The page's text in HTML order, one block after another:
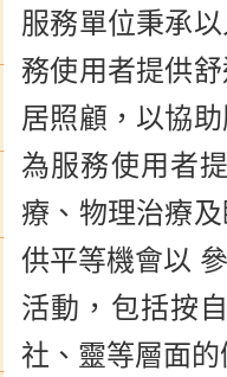
服務單位秉承
務使用者提供
居照顧，以協
為服務使用者
療、物理治療
供平等機會以
活動，包括按
社、靈等層面